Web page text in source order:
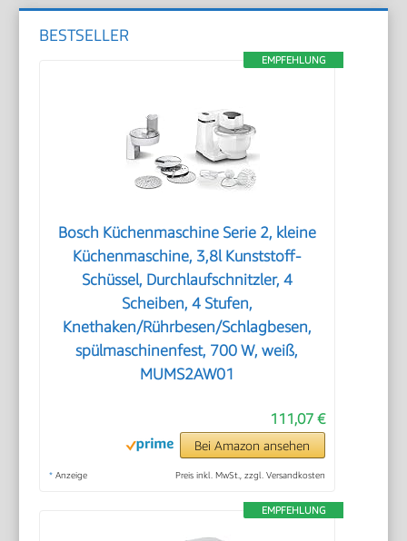
BESTSELLER
EMPFEHLUNG
Bosch Küchenmaschine Serie 2, kleine
Küchenmaschine, 3,8l Kunststoff-
Schüssel, Durchlaufschnitzler, 4
Scheiben, 4 Stufen,
Knethaken/Rührbesen/Schlagbesen,
spülmaschinenfest, 700 W, weiß,
MUMS2AW01
111,07 €
Bei Amazon ansehen
* Anzeige Preis inkl. MwSt., zzgl. Versandkosten
EMPFEHLUNG